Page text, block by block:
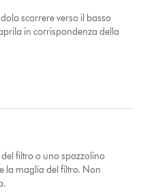
scorrere verso il basso
in corrispondenza della
filtro o uno spazzolino
la maglia del filtro. Non